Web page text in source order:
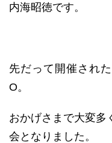
内海昭徳です。
先だって開催され
O。
おかげさまで大変多
会となりました。